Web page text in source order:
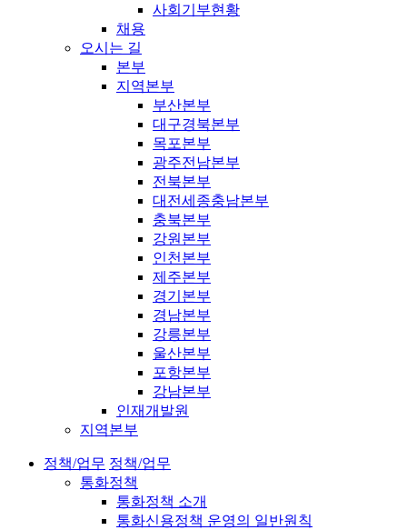
사회기부현황
채용
오시는 길
본부
지역본부
부산본부
대구경북본부
목포본부
광주전남본부
전북본부
대전세종충남본부
충북본부
강원본부
인천본부
제주본부
경기본부
경남본부
강릉본부
울산본부
포항본부
강남본부
인재개발원
지역본부
정책/업무 정책/업무
통화정책
통화정책 소개
통화신용정책 운영의 일반원칙